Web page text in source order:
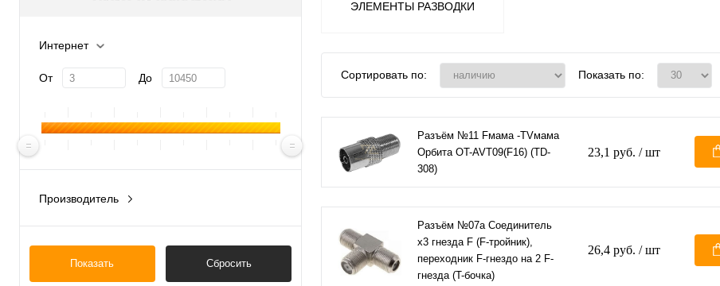
Интернет
От До
Производитель
Показать Сбросить
ЭЛЕМЕНТЫ РАЗВОДКИ
Сортировать по: Показать по:
Разъём №11 Fмама -TVмама
Орбита OT-AVT09(F16) (TD-
308)
23,1 руб. / шт
Разъём №07а Соединитель
x3 гнезда F (F-тройник),
переходник F-гнездо на 2 F-
гнезда (T-бочка)
26,4 руб. / шт